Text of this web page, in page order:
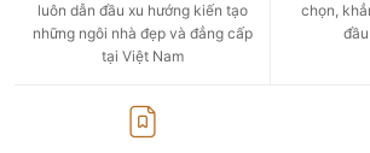
luôn dẫn đầu xu hướng kiến tạo
những ngôi nhà đẹp và đẳng cấp
tại Việt Nam
chọn,